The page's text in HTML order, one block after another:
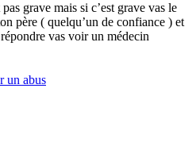
pas grave mais si c’est grave vas le
père ( quelqu’un de confiance ) et
vas voir un médecin
un abus